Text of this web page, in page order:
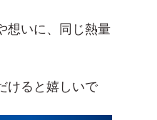
想いに、同じ熱量
けると嬉しいで